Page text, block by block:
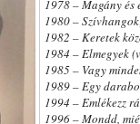
1978 – Magány
1980 –
1982 – Keretek
1984 – Elmegyek
1985 – Vagy
1989 – Egy
1994 – Emlékezz
1996 – Mondd,